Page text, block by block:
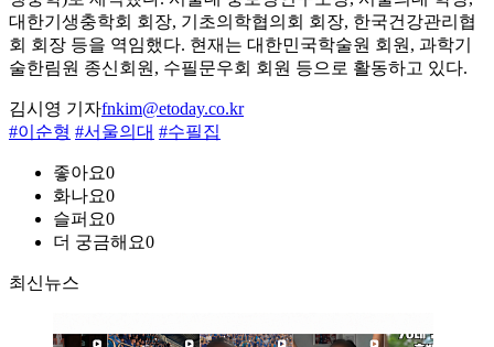
대한기생충학회 회장, 기초의학협의회 회장, 한국건강관리협
회 회장 등을 역임했다. 현재는 대한민국학술원 회원, 과학기
술한림원 종신회원, 수필문우회 회원 등으로 활동하고 있다.
김시영 기자fnkim@etoday.co.kr
#이순형 #서울의대 #수필집
좋아요0
화나요0
슬퍼요0
더 궁금해요0
최신뉴스